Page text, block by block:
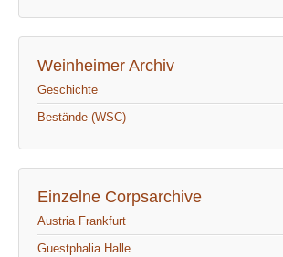
Weinheimer Archiv
Geschichte
Bestände (WSC)
Einzelne Corpsarchive
Austria Frankfurt
Guestphalia Halle